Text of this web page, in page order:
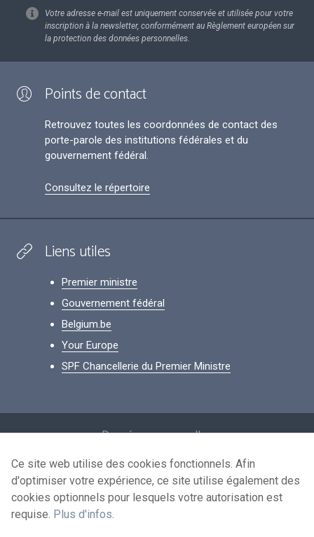
Votre adresse e-mail est uniquement conservée et utilisée pour votre
inscription à la newsletter, conformément au Règlement européen sur
la protection des données personnelles.
Points de contact
Retrouvez toutes les coordonnées de contact des
porte-parole des institutions fédérales et du
gouvernement fédéral.
Consultez le répertoire
Liens utiles
Premier ministre
Gouvernement fédéral
Belgium.be
Your Europe
SPF Chancellerie du Premier Ministre
Données personnelles
Conditions de réutilisation
Contactez-nous
Ce site web utilise des cookies fonctionnels. Afin
d'optimiser votre expérience, ce site utilise également des
cookies optionnels pour lesquels votre autorisation est
requise. Plus d'infos.